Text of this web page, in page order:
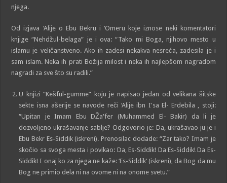
njega.
Od izjava ‘Alije o Ebu Bekru i ‘Omeru koje iznose neki komentatori
knjige “Nehdžul-belaga” je i ova: “Tako mi Boga, njihovo mesto u
islamu je veličanstveno. Ako ih zadesi nekakva nesreća, zadesila je i
sam islam. Neka ih prati Božija milost i neka ih najlepšom nagradom
nagradi za sve što su radili.”
U knjizi “Kešful-gumme” koju je napisao jedan od velikana šitske
sekte isna ašerije se navode reči ‘Alije ibn I'sa El- Erdebila , stoji:
“Upitan je Imam Ebu DŽa'fer (Muhammed El- Bakir) da li je
dozvoljeno ukrašavanje sablje? Odgovorio je: Da, ukrašavao ju je i
Ebu Bekr Es-Siddik (iskreni). Prenosilac dodade: “Zar tako? Imam je
skočio sa svoga mesta i povikao: Da, Es-Siddik! Da Es-Siddik! Da Es-
Siddik! I onaj ko za njega ne kaže: ‘Es-Siddik’ (iskreni), da Bog da mu
Bog ne primio dela ni na ovome ni na onome svetu.”